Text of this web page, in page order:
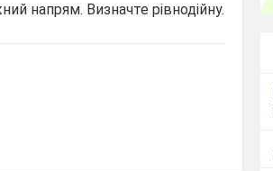
напрям. Визначте рівнодійну.